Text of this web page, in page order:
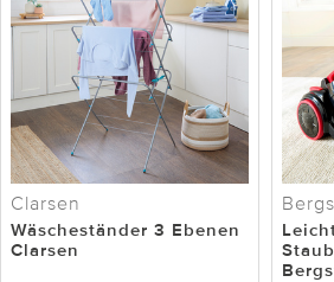
Clarsen
Wäscheständer 3 Ebenen
Clarsen